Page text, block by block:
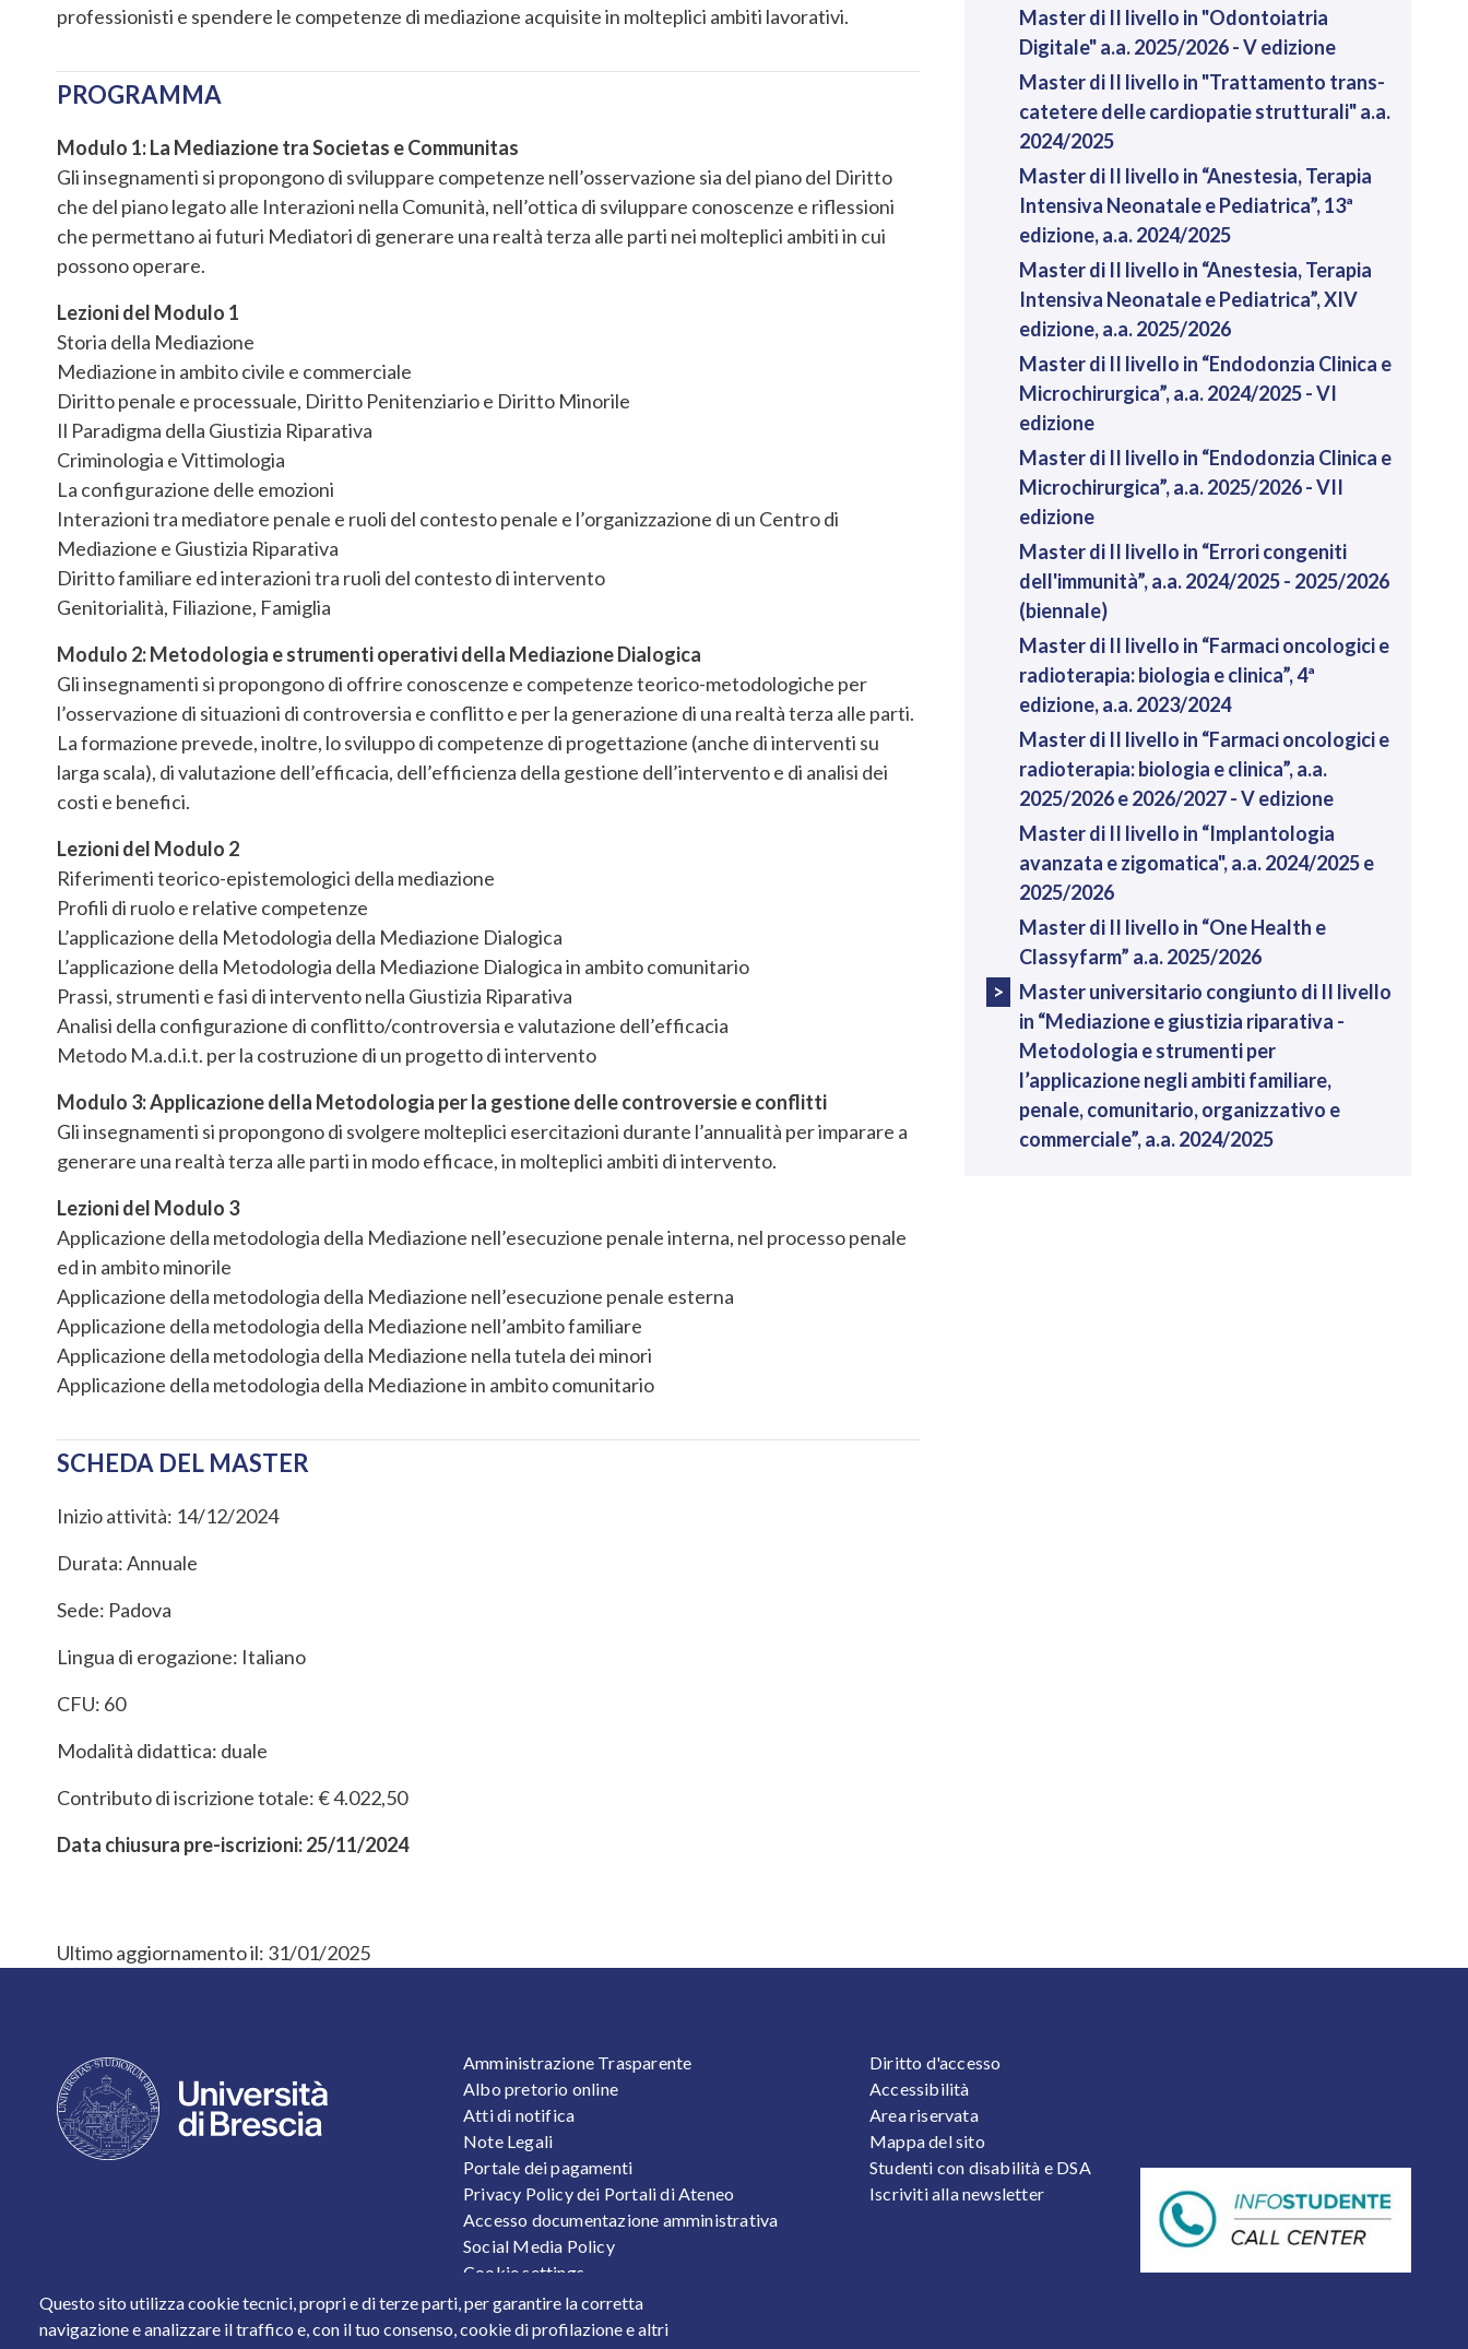
professionisti e spendere le competenze di mediazione acquisite in molteplici ambiti lavorativi.
PROGRAMMA
Modulo 1: La Mediazione tra Societas e Communitas
Gli insegnamenti si propongono di sviluppare competenze nell’osservazione sia del piano del Diritto
che del piano legato alle Interazioni nella Comunità, nell’ottica di sviluppare conoscenze e riflessioni
che permettano ai futuri Mediatori di generare una realtà terza alle parti nei molteplici ambiti in cui
possono operare.
Lezioni del Modulo 1
Storia della Mediazione
Mediazione in ambito civile e commerciale
Diritto penale e processuale, Diritto Penitenziario e Diritto Minorile
Il Paradigma della Giustizia Riparativa
Criminologia e Vittimologia
La configurazione delle emozioni
Interazioni tra mediatore penale e ruoli del contesto penale e l’organizzazione di un Centro di
Mediazione e Giustizia Riparativa
Diritto familiare ed interazioni tra ruoli del contesto di intervento
Genitorialità, Filiazione, Famiglia
Modulo 2: Metodologia e strumenti operativi della Mediazione Dialogica
Gli insegnamenti si propongono di offrire conoscenze e competenze teorico-metodologiche per
l’osservazione di situazioni di controversia e conflitto e per la generazione di una realtà terza alle parti.
La formazione prevede, inoltre, lo sviluppo di competenze di progettazione (anche di interventi su
larga scala), di valutazione dell’efficacia, dell’efficienza della gestione dell’intervento e di analisi dei
costi e benefici.
Lezioni del Modulo 2
Riferimenti teorico-epistemologici della mediazione
Profili di ruolo e relative competenze
L’applicazione della Metodologia della Mediazione Dialogica
L’applicazione della Metodologia della Mediazione Dialogica in ambito comunitario
Prassi, strumenti e fasi di intervento nella Giustizia Riparativa
Analisi della configurazione di conflitto/controversia e valutazione dell’efficacia
Metodo M.a.d.i.t. per la costruzione di un progetto di intervento
Modulo 3: Applicazione della Metodologia per la gestione delle controversie e conflitti
Gli insegnamenti si propongono di svolgere molteplici esercitazioni durante l’annualità per imparare a
generare una realtà terza alle parti in modo efficace, in molteplici ambiti di intervento.
Lezioni del Modulo 3
Applicazione della metodologia della Mediazione nell’esecuzione penale interna, nel processo penale
ed in ambito minorile
Applicazione della metodologia della Mediazione nell’esecuzione penale esterna
Applicazione della metodologia della Mediazione nell’ambito familiare
Applicazione della metodologia della Mediazione nella tutela dei minori
Applicazione della metodologia della Mediazione in ambito comunitario
SCHEDA DEL MASTER
Inizio attività: 14/12/2024
Durata: Annuale
Sede: Padova
Lingua di erogazione: Italiano
CFU: 60
Modalità didattica: duale
Contributo di iscrizione totale: € 4.022,50
Data chiusura pre-iscrizioni: 25/11/2024
Master di II livello in "Odontoiatria
Digitale" a.a. 2025/2026 - V edizione
Master di II livello in "Trattamento trans-
catetere delle cardiopatie strutturali" a.a.
2024/2025
Master di II livello in “Anestesia, Terapia
Intensiva Neonatale e Pediatrica”, 13ª
edizione, a.a. 2024/2025
Master di II livello in “Anestesia, Terapia
Intensiva Neonatale e Pediatrica”, XIV
edizione, a.a. 2025/2026
Master di II livello in “Endodonzia Clinica e
Microchirurgica”, a.a. 2024/2025 - VI
edizione
Master di II livello in “Endodonzia Clinica e
Microchirurgica”, a.a. 2025/2026 - VII
edizione
Master di II livello in “Errori congeniti
dell'immunità”, a.a. 2024/2025 - 2025/2026
(biennale)
Master di II livello in “Farmaci oncologici e
radioterapia: biologia e clinica”, 4ª
edizione, a.a. 2023/2024
Master di II livello in “Farmaci oncologici e
radioterapia: biologia e clinica”, a.a.
2025/2026 e 2026/2027 - V edizione
Master di II livello in “Implantologia
avanzata e zigomatica", a.a. 2024/2025 e
2025/2026
Master di II livello in “One Health e
Classyfarm” a.a. 2025/2026
Master universitario congiunto di II livello
in “Mediazione e giustizia riparativa -
Metodologia e strumenti per
l’applicazione negli ambiti familiare,
penale, comunitario, organizzativo e
commerciale”, a.a. 2024/2025
Ultimo aggiornamento il: 31/01/2025
Questo sito utilizza cookie tecnici, propri e di terze parti, per garantire la corretta
navigazione e analizzare il traffico e, con il tuo consenso, cookie di profilazione e altri
FOOTER 1
Amministrazione Trasparente
Albo pretorio online
Atti di notifica
Note Legali
Portale dei pagamenti
Privacy Policy dei Portali di Ateneo
Accesso documentazione amministrativa
Social Media Policy
Cookie settings
Protezione Dati Personali
Statistiche
FOOTER 2
Diritto d'accesso
Accessibilità
Area riservata
Mappa del sito
Studenti con disabilità e DSA
Iscriviti alla newsletter